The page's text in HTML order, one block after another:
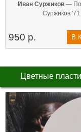
Иван Суржиков —
Суржиков '71
950 р. В
Цветные